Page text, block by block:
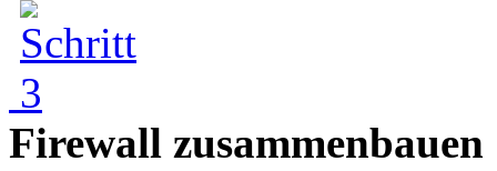
Firewall zusammenbauen